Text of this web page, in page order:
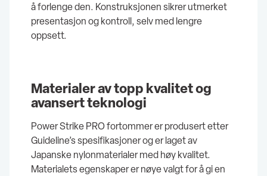
å forlenge den. Konstruksjonen sikrer utmerket
presentasjon og kontroll, selv med lengre
oppsett.
Materialer av topp kvalitet og
avansert teknologi
Power Strike PRO fortommer er produsert etter
Guideline’s spesifikasjoner og er laget av
Japanske nylonmaterialer med høy kvalitet.
Materialets egenskaper er nøye valgt for å gi en